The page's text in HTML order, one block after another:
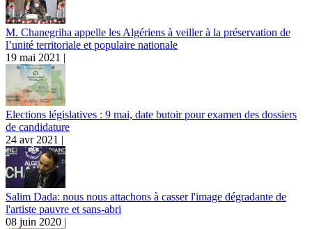
M. Chanegriha appelle les Algériens à veiller à la préservation de
l’unité territoriale et populaire nationale
19 mai 2021 |
Elections législatives : 9 mai, date butoir pour examen des dossiers
de candidature
24 avr 2021 |
Salim Dada: nous nous attachons à casser l'image dégradante de
l'artiste pauvre et sans-abri
08 juin 2020 |